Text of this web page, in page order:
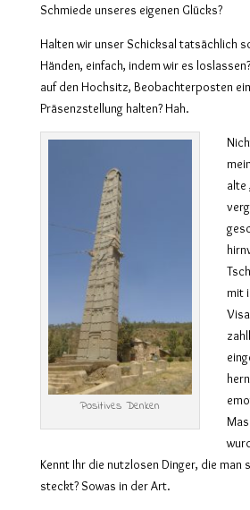
Schmiede unseres eigenen Glücks?
Halten wir unser Schicksal tatsächlich
Händen, einfach, indem wir es
auf den Hochsitz, Beobachterposten
Präsenzstellung halten? Hah.
Positives Denken
alte
mit
Kennt Ihr die nutzlosen Dinger, die man
steckt? Sowas in der Art.